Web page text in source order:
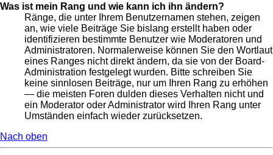
Was ist mein Rang und wie kann ich ihn ändern?
Ränge, die unter Ihrem Benutzernamen stehen, zeigen
an, wie viele Beiträge Sie bislang erstellt haben oder
identifizieren bestimmte Benutzer wie Moderatoren und
Administratoren. Normalerweise können Sie den Wortlaut
eines Ranges nicht direkt ändern, da sie von der Board-
Administration festgelegt wurden. Bitte schreiben Sie
keine sinnlosen Beiträge, nur um Ihren Rang zu erhöhen
— die meisten Foren dulden dieses Verhalten nicht und
ein Moderator oder Administrator wird Ihren Rang unter
Umständen einfach wieder zurücksetzen.
Nach oben